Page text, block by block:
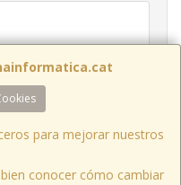
para mejorar nuestros
conocer cómo cambiar
de dilluns a divendres.
- Plaça del Pou, 20 - 25310
741 - 973 711 276
276